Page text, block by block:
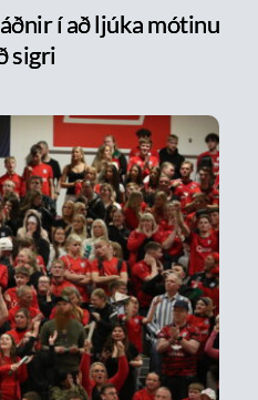
í að ljúka mótinu
sigri